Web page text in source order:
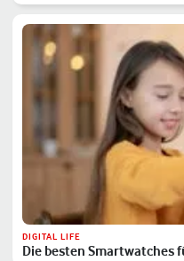
DIGITAL LIFE
Die besten Smartwatches